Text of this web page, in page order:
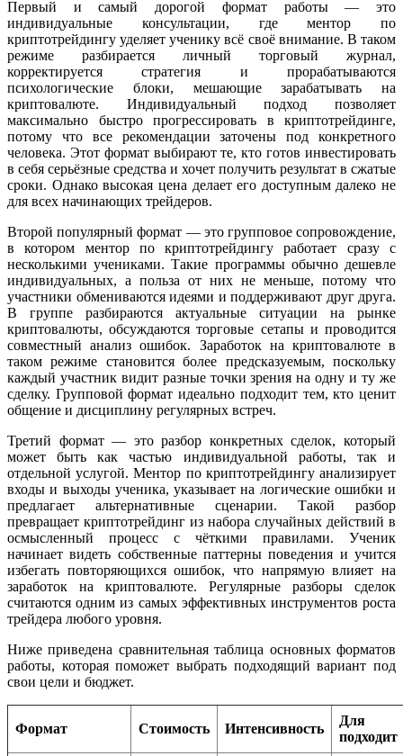
Первый и самый дорогой формат работы — это
индивидуальные консультации, где ментор по
криптотрейдингу уделяет ученику всё своё внимание. В таком
режиме разбирается личный торговый журнал,
корректируется стратегия и прорабатываются
психологические блоки, мешающие зарабатывать на
криптовалюте. Индивидуальный подход позволяет
максимально быстро прогрессировать в криптотрейдинге,
потому что все рекомендации заточены под конкретного
человека. Этот формат выбирают те, кто готов инвестировать
в себя серьёзные средства и хочет получить результат в сжатые
сроки. Однако высокая цена делает его доступным далеко не
для всех начинающих трейдеров.
Второй популярный формат — это групповое сопровождение,
в котором ментор по криптотрейдингу работает сразу с
несколькими учениками. Такие программы обычно дешевле
индивидуальных, а польза от них не меньше, потому что
участники обмениваются идеями и поддерживают друг друга.
В группе разбираются актуальные ситуации на рынке
криптовалюты, обсуждаются торговые сетапы и проводится
совместный анализ ошибок. Заработок на криптовалюте в
таком режиме становится более предсказуемым, поскольку
каждый участник видит разные точки зрения на одну и ту же
сделку. Групповой формат идеально подходит тем, кто ценит
общение и дисциплину регулярных встреч.
Третий формат — это разбор конкретных сделок, который
может быть как частью индивидуальной работы, так и
отдельной услугой. Ментор по криптотрейдингу анализирует
входы и выходы ученика, указывает на логические ошибки и
предлагает альтернативные сценарии. Такой разбор
превращает криптотрейдинг из набора случайных действий в
осмысленный процесс с чёткими правилами. Ученик
начинает видеть собственные паттерны поведения и учится
избегать повторяющихся ошибок, что напрямую влияет на
заработок на криптовалюте. Регулярные разборы сделок
считаются одним из самых эффективных инструментов роста
трейдера любого уровня.
Ниже приведена сравнительная таблица основных форматов
работы, которая поможет выбрать подходящий вариант под
свои цели и бюджет.
Формат Стоимость Интенсивность
Для
подходит